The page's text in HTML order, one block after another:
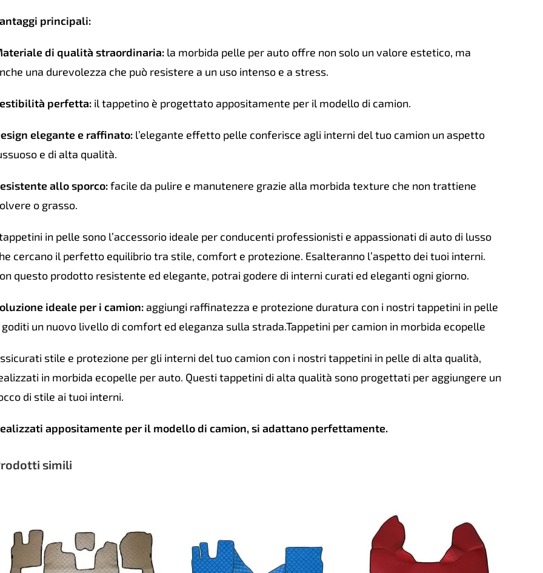
principali:
di qualità straordinaria:la morbida pelle per auto offre non solo un valore estetico, ma
una durevolezza che può resistere a un uso intenso e a stress.
perfetta:il tappetino è progettato appositamente per il modello di camion.
elegante e raffinato:l’elegante effetto pelle conferisce agli interni del tuo camion un aspetto
e di alta qualità.
allo sporco:facile da pulire e manutenere grazie alla morbida texture che non trattiene
o grasso.
in pelle sono l’accessorio ideale per conducenti professionisti e appassionati di auto di lusso
cercano il perfetto equilibrio tra stile, comfort e protezione. Esalteranno l’aspetto dei tuoi interni.
questo prodotto resistente ed elegante, potrai godere di interni curati ed eleganti ogni giorno.
ideale per i camion:aggiungi raffinatezza e protezione duratura con i nostri tappetini in pelle
goditi un nuovo livello di comfort ed eleganza sulla strada.Tappetini per camion in morbida ecopelle
stile e protezione per gli interni del tuo camion con i nostri tappetini in pelle di alta qualità,
in morbida ecopelle per auto. Questi tappetini di alta qualità sono progettati per aggiungere un
di stile ai tuoi interni.
appositamente per il modello di camion, si adattano perfettamente.
simili